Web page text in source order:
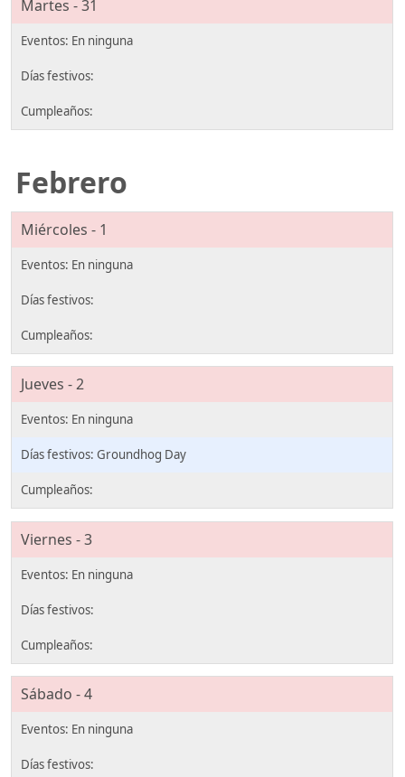
Martes - 31
Febrero
Miércoles - 1
Jueves - 2
Groundhog Day
Viernes - 3
Sábado - 4